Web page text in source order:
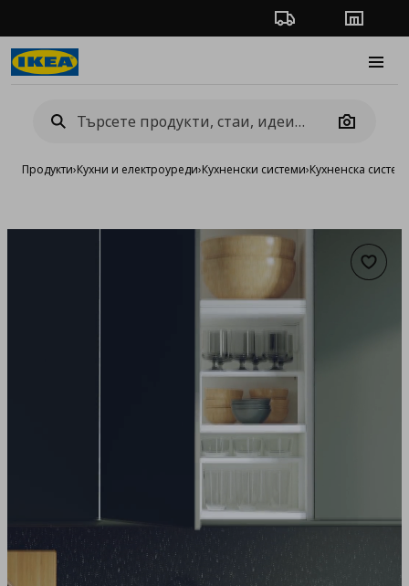
Проследяване на
Camera
Продукти›Кухни и електроуреди›Кухненски системи›Кухненска